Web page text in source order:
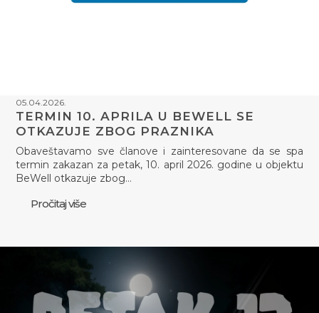
05.04.2026.
TERMIN 10. APRILA U BEWELL SE
OTKAZUJE ZBOG PRAZNIKA
Obaveštavamo sve članove i zainteresovane da se spa
termin zakazan za petak, 10. april 2026. godine u objektu
BeWell otkazuje zbog…
Pročitaj više